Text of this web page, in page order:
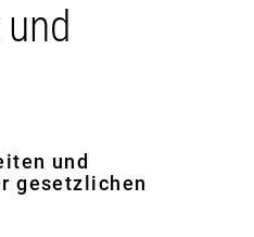
und
gesetzlichen